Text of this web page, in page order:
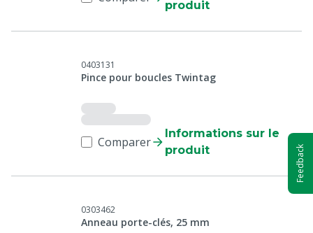
produit
0403131
Pince pour boucles Twintag
Comparer
Informations sur le
produit
0303462
Anneau porte-clés, 25 mm
Feedback